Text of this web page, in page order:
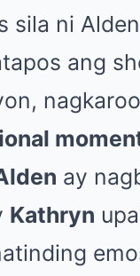
sila ni
ang
ay
Kathryn